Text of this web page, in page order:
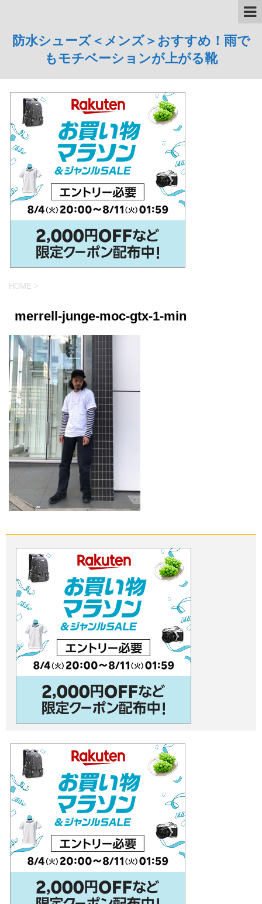
防水シューズ＜メンズ＞おすすめ！雨で
もモチベーションが上がる靴
HOME >
merrell-junge-moc-gtx-1-min